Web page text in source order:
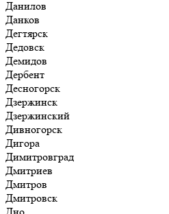
Данилов
Данков
Дегтярск
Дедовск
Демидов
Дербент
Десногорск
Дзержинск
Дзержинский
Дивногорск
Дигора
Димитровград
Дмитриев
Дмитров
Дмитровск